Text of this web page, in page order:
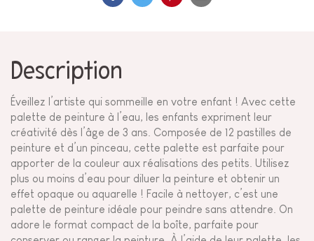
Description
Éveillez l’artiste qui sommeille en votre enfant ! Avec cette
palette de peinture à l’eau, les enfants expriment leur
créativité dès l’âge de 3 ans. Composée de 12 pastilles de
peinture et d’un pinceau, cette palette est parfaite pour
apporter de la couleur aux réalisations des petits. Utilisez
plus ou moins d’eau pour diluer la peinture et obtenir un
effet opaque ou aquarelle ! Facile à nettoyer, c’est une
palette de peinture idéale pour peindre sans attendre. On
adore le format compact de la boîte, parfaite pour